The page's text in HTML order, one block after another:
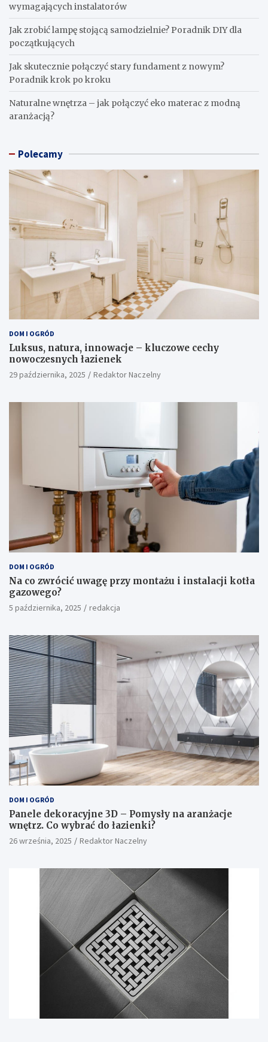
wymagających instalatorów
Jak zrobić lampę stojącą samodzielnie? Poradnik DIY dla
początkujących
Jak skutecznie połączyć stary fundament z nowym?
Poradnik krok po kroku
Naturalne wnętrza – jak połączyć eko materac z modną
aranżacją?
Polecamy
DOM I OGRÓD
Luksus, natura, innowacje – kluczowe cechy
nowoczesnych łazienek
29 października, 2025 Redaktor Naczelny
DOM I OGRÓD
Na co zwrócić uwagę przy montażu i instalacji kotła
gazowego?
5 października, 2025 redakcja
DOM I OGRÓD
Panele dekoracyjne 3D – Pomysły na aranżacje
wnętrz. Co wybrać do łazienki?
26 września, 2025 Redaktor Naczelny